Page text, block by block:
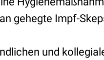
gehegte Impf-
und